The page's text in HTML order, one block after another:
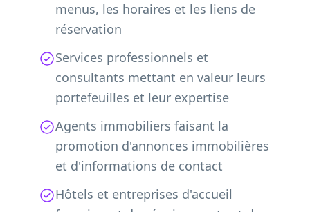
menus, les horaires et les liens de
réservation
Services professionnels et
consultants mettant en valeur leurs
portefeuilles et leur expertise
Agents immobiliers faisant la
promotion d'annonces immobilières
et d'informations de contact
Hôtels et entreprises d'accueil